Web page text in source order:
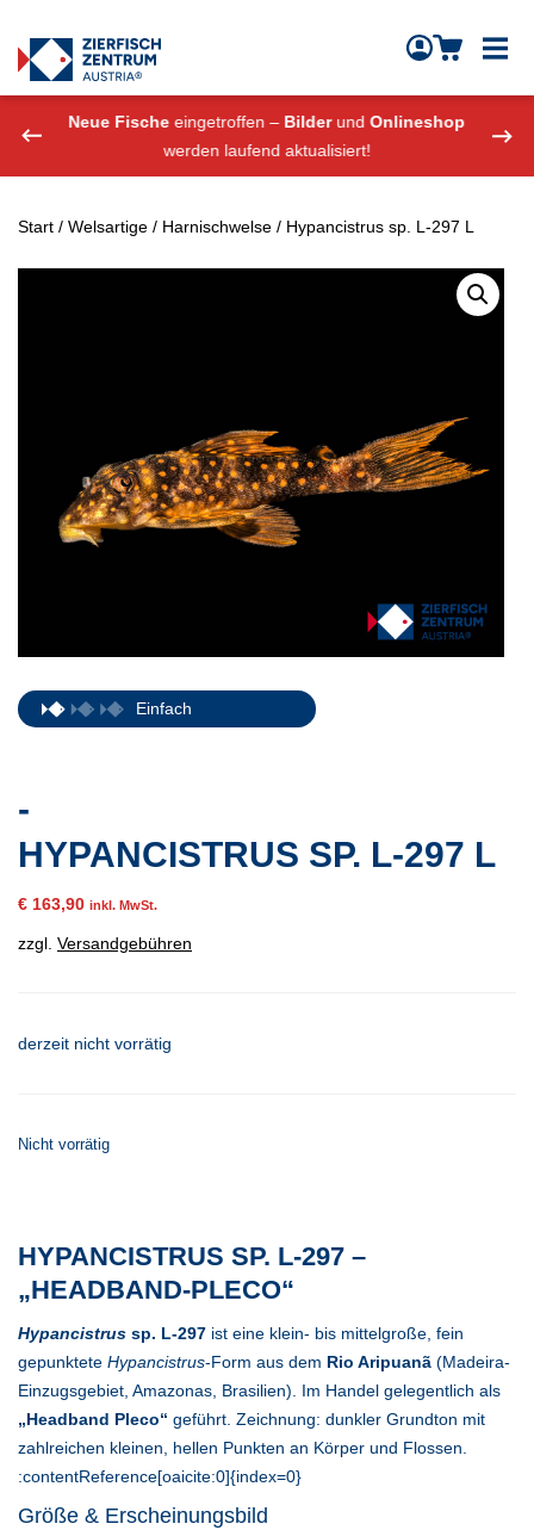
Zierfisch Aquarium Austria
Neue Fische eingetroffen – BilderundOnlineshop
werden laufend aktualisiert!
Start / Welsartige / Harnischwelse / Hypancistrus sp. L-297 L
Einfach
-
HYPANCISTRUS SP. L-297 L
€ 163,90 inkl. MwSt.
zzgl. Versandgebühren
derzeit nicht vorrätig
Nicht vorrätig
HYPANCISTRUS SP. L-297 –
„HEADBAND-PLECO“
Hypancistrus sp. L-297 ist eine klein- bis mittelgroße, fein
gepunktete Hypancistrus-Form aus dem Rio Aripuanã (Madeira-
Einzugsgebiet, Amazonas, Brasilien). Im Handel gelegentlich als
„Headband Pleco“ geführt. Zeichnung: dunkler Grundton mit
zahlreichen kleinen, hellen Punkten an Körper und Flossen.
:contentReference[oaicite:0]{index=0}
Größe & Erscheinungsbild